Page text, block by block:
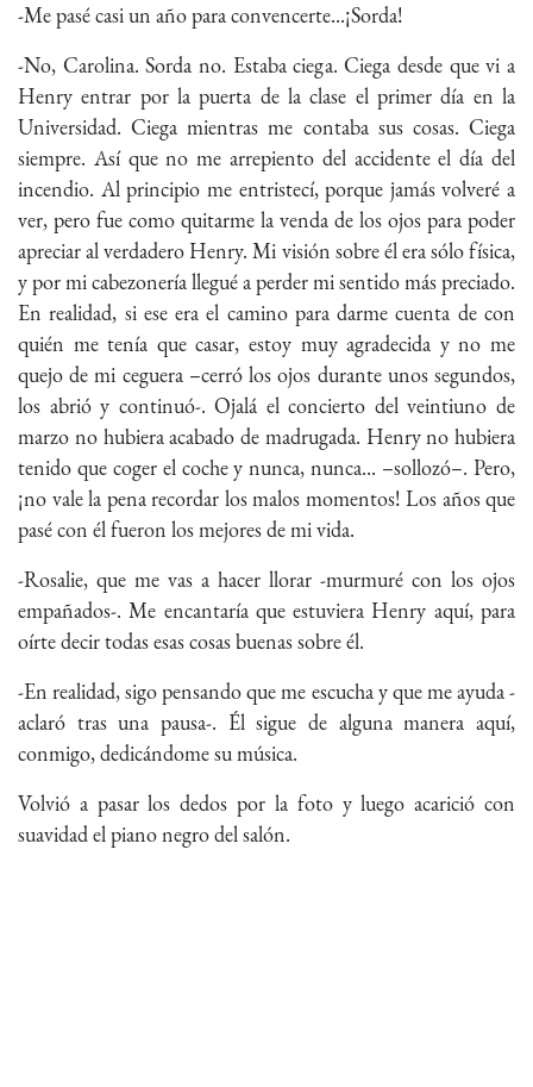
-Me pasé casi un año para convencerte...¡Sorda!
-No, Carolina. Sorda no. Estaba ciega. Ciega desde que vi a
Henry entrar por la puerta de la clase el primer día en la
Universidad. Ciega mientras me contaba sus cosas. Ciega
siempre. Así que no me arrepiento del accidente el día del
incendio. Al principio me entristecí, porque jamás volveré a
ver, pero fue como quitarme la venda de los ojos para poder
apreciar al verdadero Henry. Mi visión sobre él era sólo física,
y por mi cabezonería llegué a perder mi sentido más preciado.
En realidad, si ese era el camino para darme cuenta de con
quién me tenía que casar, estoy muy agradecida y no me
quejo de mi ceguera –cerró los ojos durante unos segundos,
los abrió y continuó-. Ojalá el concierto del veintiuno de
marzo no hubiera acabado de madrugada. Henry no hubiera
tenido que coger el coche y nunca, nunca... –sollozó–. Pero,
¡no vale la pena recordar los malos momentos! Los años que
pasé con él fueron los mejores de mi vida.
-Rosalie, que me vas a hacer llorar -murmuré con los ojos
empañados-. Me encantaría que estuviera Henry aquí, para
oírte decir todas esas cosas buenas sobre él.
-En realidad, sigo pensando que me escucha y que me ayuda -
aclaró tras una pausa-. Él sigue de alguna manera aquí,
conmigo, dedicándome su música.
Volvió a pasar los dedos por la foto y luego acarició con
suavidad el piano negro del salón.